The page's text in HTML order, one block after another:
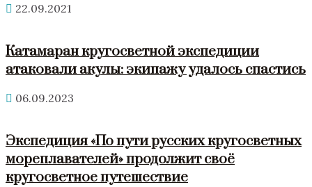
22.09.2021
Катамаран кругосветной экспедиции
атаковали акулы: экипажу удалось спастись
06.09.2023
Экспедиция «По пути русских кругосветных
мореплавателей» продолжит своё
кругосветное путешествие